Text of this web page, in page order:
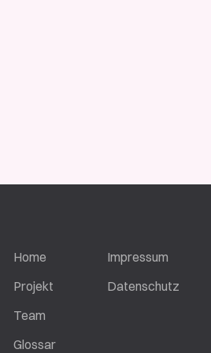
Home
Projekt
Team
Glossar
Impressum
Datenschutz